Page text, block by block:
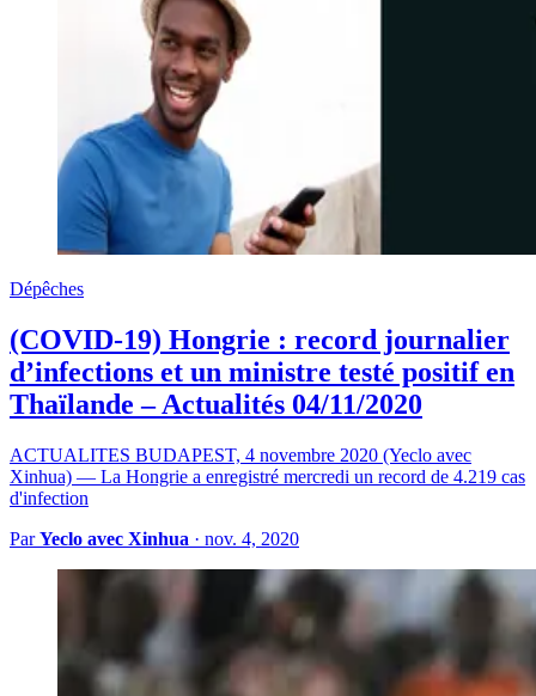
Dépêches
(COVID-19) Hongrie : record journalier
d’infections et un ministre testé positif en
Thaïlande – Actualités 04/11/2020
ACTUALITES BUDAPEST, 4 novembre 2020 (Yeclo avec
Xinhua) — La Hongrie a enregistré mercredi un record de 4.219 cas
d'infection
ParYeclo avec Xinhua · nov. 4, 2020